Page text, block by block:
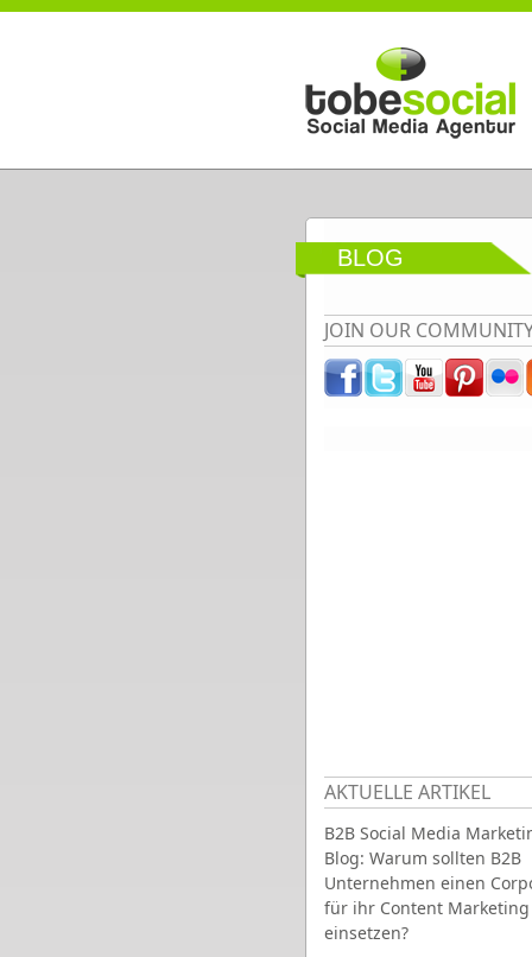
Direkt zum Inhalt
BLOG
JOIN OUR
AKTUELLE ARTIKEL
B2B Social Media
Blog: Warum sollten B2B
Unternehmen einen
für ihr Content Marketing
einsetzen?